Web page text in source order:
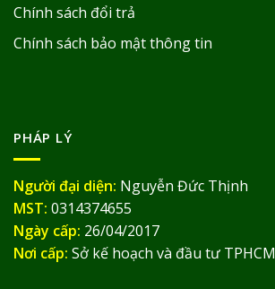
Chính sách đổi trả
Chính sách bảo mật thông tin
PHÁP LÝ
Người đại diện: Nguyễn Đức Thịnh
MST: 0314374655
Ngày cấp: 26/04/2017
Nơi cấp: Sở kế hoạch và đầu tư TPHCM